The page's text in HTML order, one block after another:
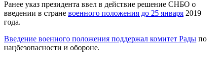
Ранее указ президента ввел в действие решение СНБО о
введении в стране военного положения до 25 января 2019
года.
Введение военного положения поддержал комитет Рады по
нацбезопасности и обороне.